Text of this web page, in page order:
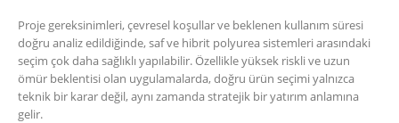
Proje gereksinimleri, çevresel koşullar ve beklenen kullanım süresi
doğru analiz edildiğinde, saf ve hibrit polyurea sistemleri arasındaki
seçim çok daha sağlıklı yapılabilir. Özellikle yüksek riskli ve uzun
ömür beklentisi olan uygulamalarda, doğru ürün seçimi yalnızca
teknik bir karar değil, aynı zamanda stratejik bir yatırım anlamına
gelir.